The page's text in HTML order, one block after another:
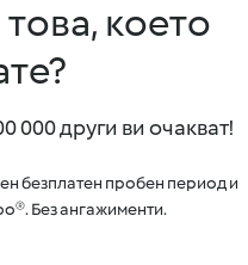
което
000 други ви очакват!
безплатен пробен период и
Без ангажименти.